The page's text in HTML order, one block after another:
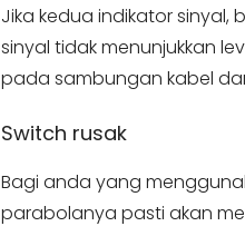
Jika kedua indikator sinyal,
sinyal tidak menunjukkan
pada sambungan kabel
Switch rusak
Bagi anda yang
parabolanya pasti akan